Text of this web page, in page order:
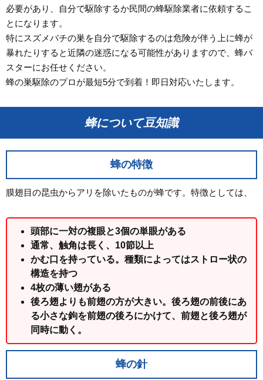
必要があり、自分で駆除するか民間の蜂駆除業者に依頼するこ
とになります。
特にスズメバチの巣を自分で駆除するのは危険が伴う上に蜂が
暴れたりすると近隣の迷惑になる可能性がありますので、蜂バ
スターにお任せください。
蜂の巣駆除のプロが最短5分で到着！即日対応いたします。
蜂について豆知識
蜂の特徴
膜翅目の昆虫からアリを除いたものが蜂です。特徴としては、
頭部に一対の複眼と3個の単眼がある
通常、触角は長く、10節以上
かむ口を持っている。種類によってはストロー状の
構造を持つ
4枚の薄い翅がある
後ろ翅よりも前翅の方が大きい。後ろ翅の前後にあ
る小さな鉤を前翅の後ろにかけて、前翅と後ろ翅が
同時に動く。
蜂の針